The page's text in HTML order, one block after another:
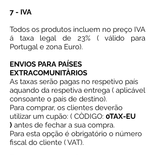
​7 - IVA
Todos os produtos incluem no preço IVA
á taxa legal de 23% ( válido para
Portugal e zona Euro).
ENVIOS PARA PAÍSES
EXTRACOMUNITÀRIOS
As taxas serão pagas no respetivo país
aquando da respetiva entrega ( aplicável
consoante o país de destino).
Para comprar, os clientes deverão
utilizar um cupão: ( CÒDIGO: 0TAX-EU
) antes de fechar a sua compra.
Para esta opção é obrigatório o número
fiscal do cliente ( VAT).